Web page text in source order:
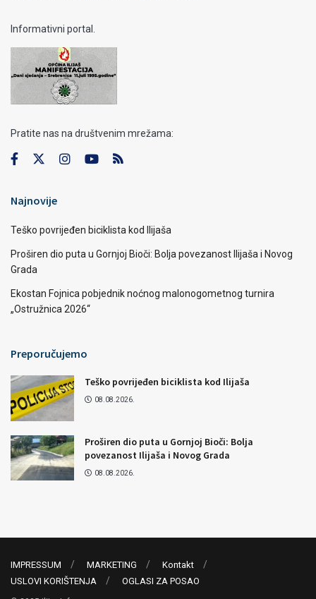
Informativni portal.
Pratite nas na društvenim mrežama:
Najnovije
Teško povrijeđen biciklista kod Ilijaša
Proširen dio puta u Gornjoj Bioči: Bolja povezanost Ilijaša i Novog
Grada
Ekostan Fojnica pobjednik noćnog malonogometnog turnira
„Ostružnica 2026“
Preporučujemo
Teško povrijeđen biciklista kod Ilijaša
08.08.2026.
Proširen dio puta u Gornjoj Bioči: Bolja
povezanost Ilijaša i Novog Grada
08.08.2026.
IMPRESSUM MARKETING
Kontakt
USLOVI KORIŠTENJA
OGLASI ZA POSAO